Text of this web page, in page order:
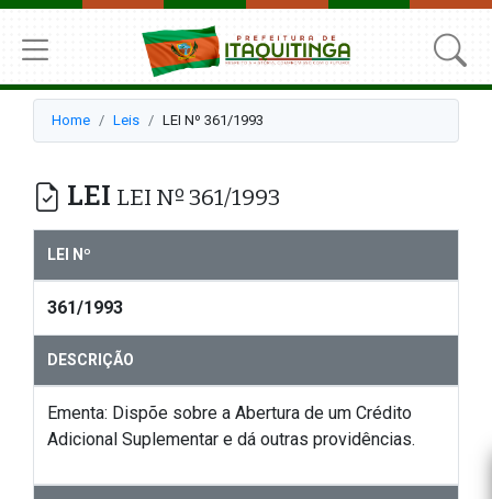
Home Leis LEI Nº 361/1993
LEI LEI Nº 361/1993
LEI Nº
361/1993
DESCRIÇÃO
Ementa: Dispõe sobre a Abertura de um Crédito
Adicional Suplementar e dá outras providências.